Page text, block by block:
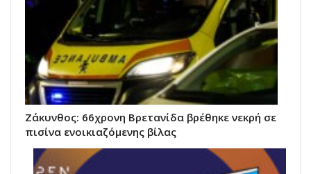
Ζάκυνθος: 66χρονη Βρετανίδα βρέθηκε νεκρή σε
πισίνα ενοικιαζόμενης βίλας